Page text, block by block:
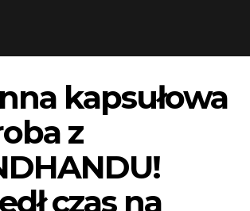
kapsułowa
z
czas na